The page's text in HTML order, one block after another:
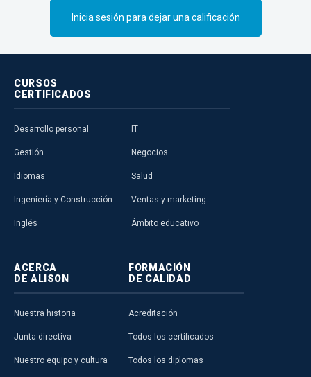
Inicia sesión para dejar una calificación
CURSOS
CERTIFICADOS
Desarrollo personal
Gestión
Idiomas
Ingeniería y Construcción
Inglés
IT
Negocios
Salud
Ventas y marketing
Ámbito educativo
ACERCA
DE ALISON
Nuestra historia
Junta directiva
Nuestro equipo y cultura
FORMACIÓN
DE CALIDAD
Acreditación
Todos los certificados
Todos los diplomas